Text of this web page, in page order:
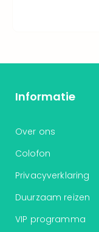
Informatie
Over ons
Colofon
Privacyverklaring
Duurzaam reizen
VIP programma